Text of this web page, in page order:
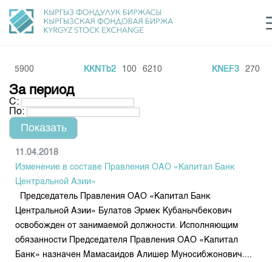
Финансовый рынок KG
О нас
Общая информация
Акционеры
Руководство
Внутренний аудитор
Комитеты
Участники торгов
Направления
Товарно-сырьевой сектор
Листинг
Центр раскрытия информации
Тарифы
Нормативная база
Биржевая деятельность
Депозитарная деятельность
Центр раскрытия информации
Статистика торгов
Итоги последних торгов
Архив торгов
Учебный центр
5900 KKNTb2 100 6210 KNEF3 270 200
За период
С:
По:
11.04.2018
Изменение в составе Правления ОАО «Капитал Банк
Центральной Азии»
Председатель Правления ОАО «Капитал Банк
Центральной Азии» Булатов Эрмек Кубанычбекович
освобожден от занимаемой должности. Исполняющим
обязанности Председателя Правления ОАО «Капитал
Банк» назначен Мамасаидов Алишер Муносибжонович....